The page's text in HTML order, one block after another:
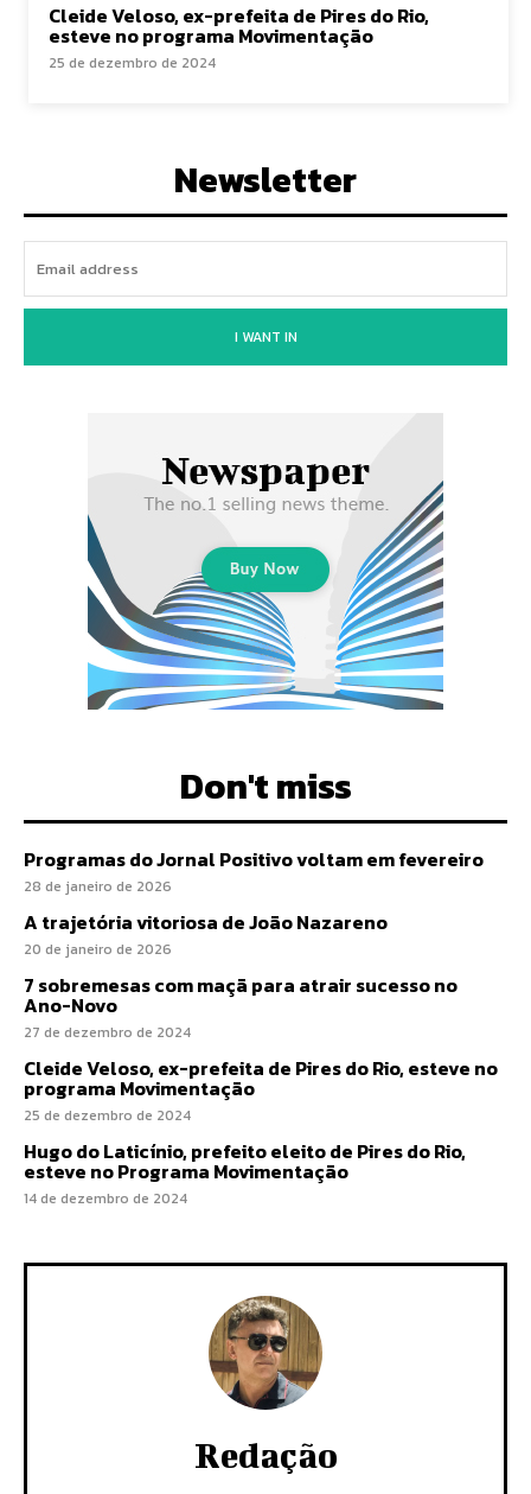
Cleide Veloso, ex-prefeita de Pires do Rio,
esteve no programa Movimentação
25 de dezembro de 2024
Newsletter
I WANT IN
Don't miss
Programas do Jornal Positivo voltam em fevereiro
28 de janeiro de 2026
A trajetória vitoriosa de João Nazareno
20 de janeiro de 2026
7 sobremesas com maçã para atrair sucesso no
Ano-Novo
27 de dezembro de 2024
Cleide Veloso, ex-prefeita de Pires do Rio, esteve no
programa Movimentação
25 de dezembro de 2024
Hugo do Laticínio, prefeito eleito de Pires do Rio,
esteve no Programa Movimentação
14 de dezembro de 2024
Redação